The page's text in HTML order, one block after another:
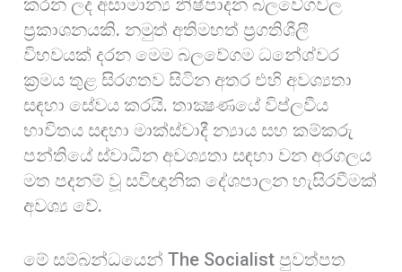
කරන ලද අසාමාන්‍ය නිෂ්පාදන බලවේගවල
ප්‍රකාශනයකි. නමුත් අතිමහත් ප්‍රගතිශීලී
විභවයක් දරන මෙම බලවේගම ධනේශ්වර
ක්‍රමය තුළ සිරගතව සිටින අතර එහි අවශ්‍යතා
සඳහා සේවය කරයි. තාක්‍ෂණයේ විප්ලවීය
භාවිතය සඳහා මාක්ස්වාදී න්‍යාය සහ කම්කරු
පන්තියේ ස්වාධීන අවශ්‍යතා සඳහා වන අරගලය
මත පදනම් වූ සවිඥානික දේශපාලන හැසිරවීමක්
අවශ්‍ය වේ.
මේ සම්බන්ධයෙන් The Socialist පුවත්පත